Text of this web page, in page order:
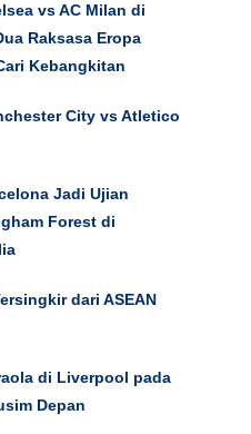
vs AC Milan di
Raksasa Eropa
Kebangkitan
City vs Atletico
Jadi Ujian
Forest di
dari ASEAN
di Liverpool pada
Depan